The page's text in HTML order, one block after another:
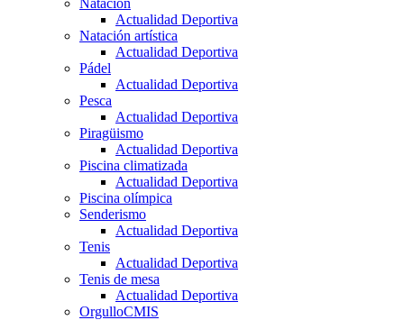
Natación
Actualidad Deportiva
Natación artística
Actualidad Deportiva
Pádel
Actualidad Deportiva
Pesca
Actualidad Deportiva
Piragüismo
Actualidad Deportiva
Piscina climatizada
Actualidad Deportiva
Piscina olímpica
Senderismo
Actualidad Deportiva
Tenis
Actualidad Deportiva
Tenis de mesa
Actualidad Deportiva
OrgulloCMIS